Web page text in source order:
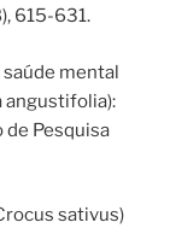
615-631.
saúde mental
angustifolia):
de Pesquisa
sativus)